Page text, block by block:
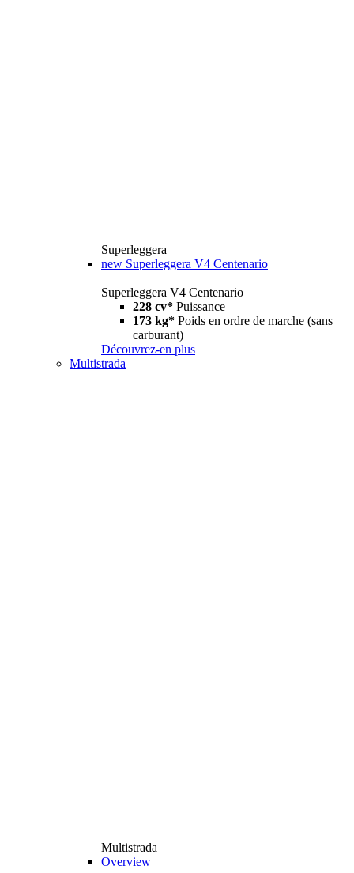
Superleggera
new Superleggera V4 Centenario
Superleggera V4 Centenario
228 cv* Puissance
173 kg* Poids en ordre de marche (sans
carburant)
Découvrez-en plus
Multistrada
Multistrada
Overview